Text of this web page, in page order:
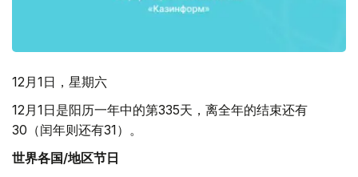
12月1日，星期六
12月1日是阳历一年中的第335天，离全年的结束还有
30（闰年则还有31）。
世界各国/地区节日